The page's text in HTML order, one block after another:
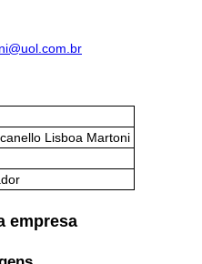
Lisboa Martoni
empresa